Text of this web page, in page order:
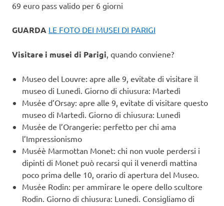
69 euro pass valido per 6 giorni
GUARDA LE FOTO DEI MUSEI DI PARIGI
Visitare i musei di Parigi, quando conviene?
Museo del Louvre: apre alle 9, evitate di visitare il
museo di Lunedì. Giorno di chiusura: Martedì
Musée d’Orsay: apre alle 9, evitate di visitare questo
museo di Martedì. Giorno di chiusura: Lunedì
Musée de l’Orangerie: perfetto per chi ama
l’Impressionismo
Muséè Marmottan Monet: chi non vuole perdersi i
dipinti di Monet può recarsi qui il venerdì mattina
poco prima delle 10, orario di apertura del Museo.
Musée Rodin: per ammirare le opere dello scultore
Rodin. Giorno di chiusura: Lunedì. Consigliamo di